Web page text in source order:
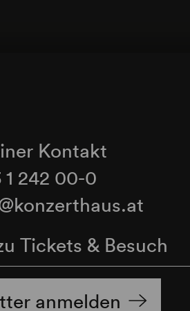
Kontakt
1 242 00-0
Tickets & Besuch
anmelden